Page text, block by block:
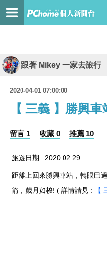
跟著 Mikey 一家去旅行
2020-04-01 07:00:00
【 三義 】勝興車
留言 1 收藏 0 推薦 10
旅遊日期 : 2020.02.29
距離上回來勝興車站，轉眼巳
箭，歲月如梭! ( 詳情請見 :
【